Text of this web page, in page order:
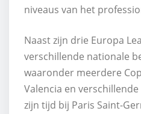
niveaus van het
Naast zijn drie Europa
verschillende nationale
waaronder meerdere
Valencia en
zijn tijd bij Paris Saint-